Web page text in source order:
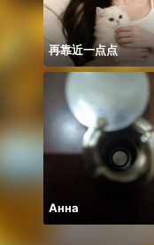
再靠近一点点
Анна